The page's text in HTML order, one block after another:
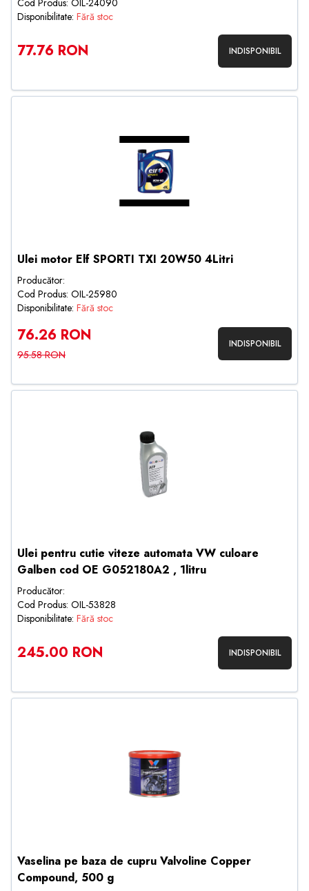
Cod Produs: OIL-24090
Disponibilitate: Fără stoc
77.76 RON INDISPONIBIL
Ulei motor Elf SPORTI TXI 20W50 4Litri
Producător:
Cod Produs: OIL-25980
Disponibilitate: Fără stoc
76.26 RON
95.58 RON
INDISPONIBIL
Ulei pentru cutie viteze automata VW culoare
Galben cod OE G052180A2 , 1litru
Producător:
Cod Produs: OIL-53828
Disponibilitate: Fără stoc
245.00 RON INDISPONIBIL
Vaselina pe baza de cupru Valvoline Copper
Compound, 500 g